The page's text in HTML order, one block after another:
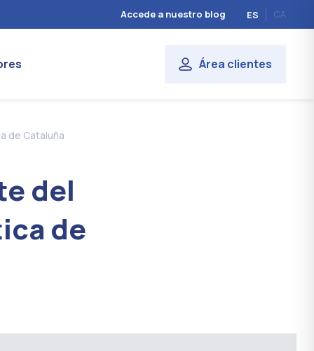
Accede a nuestro blog ES CA
Área clientes
de Cataluña
del
de